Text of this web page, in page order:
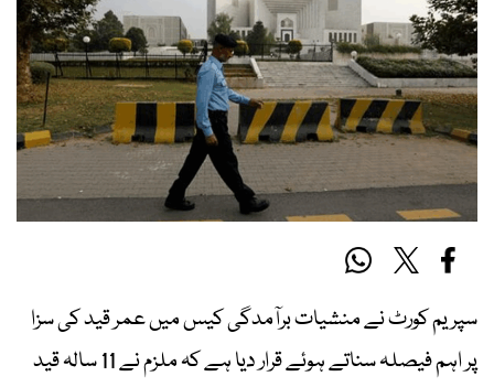
سپریم کورٹ نے منشیات برآمدگی کیس میں عمر قید کی سزا
پر اہم فیصلہ سناتے ہوئے قرار دیا ہے کہ ملزم نے 11 سالہ قید